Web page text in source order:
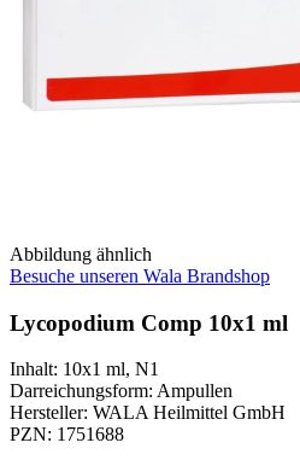
Abbildung ähnlich
Besuche unseren Wala Brandshop
Lycopodium Comp 10x1 ml
Inhalt: 10x1 ml, N1
Darreichungsform: Ampullen
Hersteller: WALA Heilmittel GmbH
PZN: 1751688